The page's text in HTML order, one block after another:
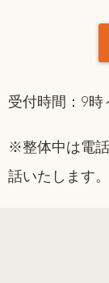
受付時間：9時
※整体中は電
話いたします。